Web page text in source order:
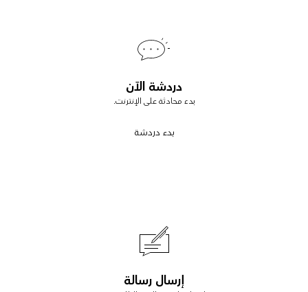
دردشة الآن
بدء محادثة على الإنترنت.
بدء دردشة
إرسال رسالة